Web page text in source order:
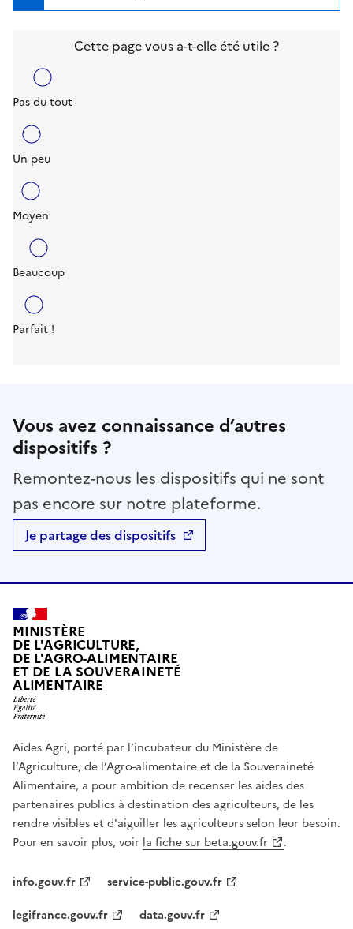
Cette page vous a-t-elle été utile ?
Pas du tout
Un peu
Moyen
Beaucoup
Parfait !
Vous avez connaissance d’autres
dispositifs ?
Remontez-nous les dispositifs qui ne sont
pas encore sur notre plateforme.
Je partage des dispositifs
MINISTÈRE
DE L'AGRICULTURE,
DE L'AGRO-ALIMENTAIRE
ET DE LA SOUVERAINETÉ
ALIMENTAIRE
Aides Agri, porté par l’incubateur du Ministère de
l’Agriculture, de l’Agro-alimentaire et de la Souveraineté
Alimentaire, a pour ambition de recenser les aides des
partenaires publics à destination des agriculteurs, de les
rendre visibles et d'aiguiller les agriculteurs selon leur besoin.
Pour en savoir plus, voir la fiche sur beta.gouv.fr .
info.gouv.fr
service-public.gouv.fr
legifrance.gouv.fr
data.gouv.fr